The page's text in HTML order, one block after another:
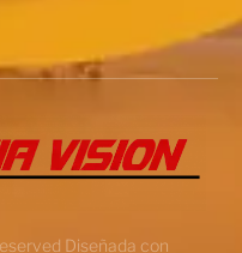
Diseñada con